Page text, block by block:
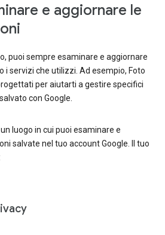
e aggiornare le
puoi sempre esaminare e aggiornare
i servizi che utilizzi. Ad esempio, Foto
per aiutarti a gestire specifici
con Google.
luogo in cui puoi esaminare e
salvate nel tuo account Google. Il tuo